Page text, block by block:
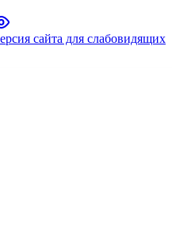
сайта для слабовидящих